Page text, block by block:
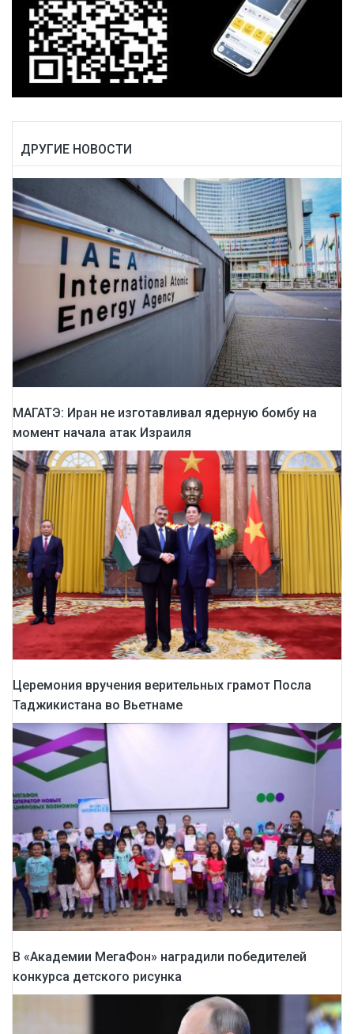
ДРУГИЕ НОВОСТИ
МАГАТЭ: Иран не изготавливал ядерную бомбу на
момент начала атак Израиля
Церемония вручения верительных грамот Посла
Таджикистана во Вьетнаме
В «Академии МегаФон» наградили победителей
конкурса детского рисунка